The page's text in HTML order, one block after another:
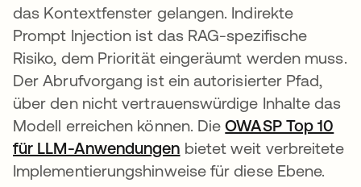
das Kontextfenster gelangen. Indirekte
Prompt Injection ist das RAG-spezifische
Risiko, dem Priorität eingeräumt werden muss.
Der Abrufvorgang ist ein autorisierter Pfad,
über den nicht vertrauenswürdige Inhalte das
Modell erreichen können. DieOWASP Top 10
für LLM-Anwendungen wird in einer neuen
bietet weit verbreitete
Implementierungshinweise für diese Ebene.